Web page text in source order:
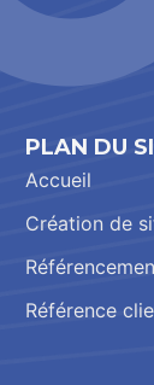
PLAN DU
Accueil
Création de
Référence